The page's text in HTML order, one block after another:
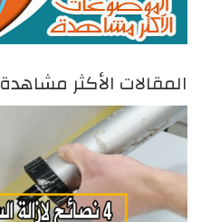
المقالات الأكثر مشاهدة